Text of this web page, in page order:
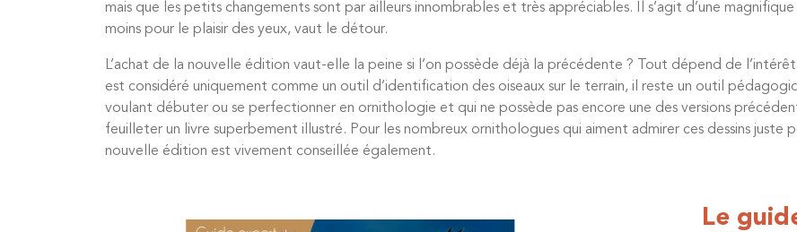
mais que les petits changements sont par ailleurs innombrables et très appréciables. Il s’agit d’une
moins pour le plaisir des yeux, vaut le détour.
L’achat de la nouvelle édition vaut-elle la peine si l’on possède déjà la précédente ? Tout dépend de
est considéré uniquement comme un outil d’identification des oiseaux sur le terrain, il reste un outil
voulant débuter ou se perfectionner en ornithologie et qui ne possède pas encore une des versions
feuilleter un livre superbement illustré. Pour les nombreux ornithologues qui aiment admirer ces dessins juste
nouvelle édition est vivement conseillée également.
Le